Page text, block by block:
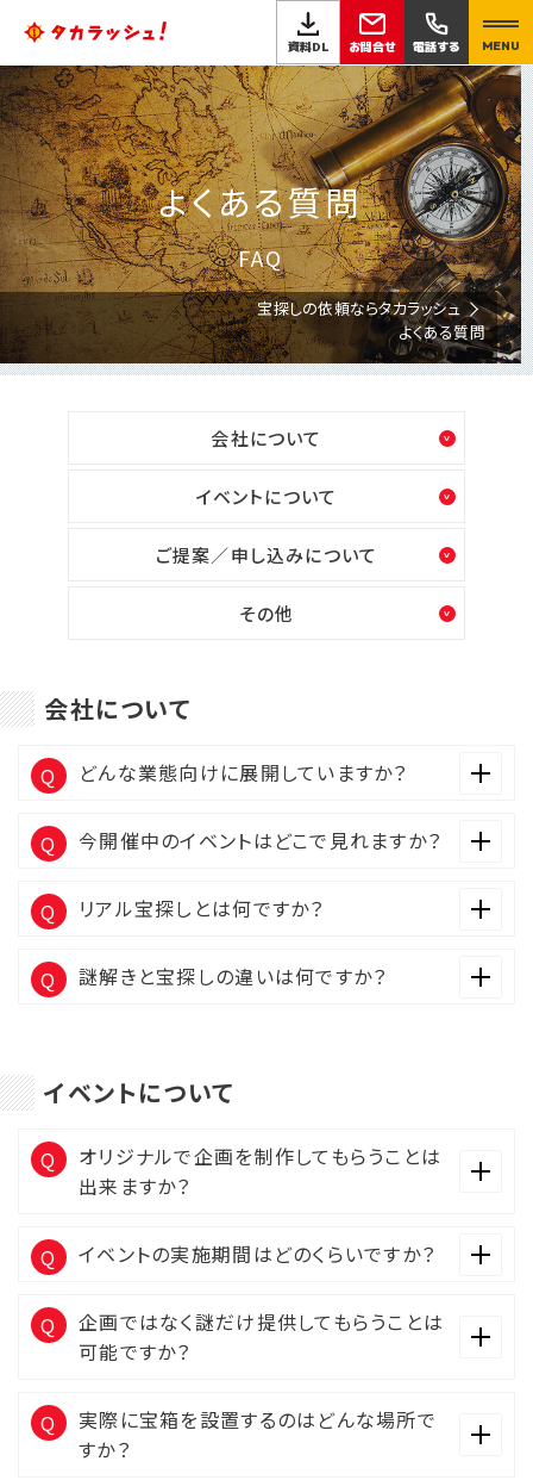
資料DL お問合せ 電話する MENU
よくある質問
FAQ
宝探しの依頼ならタカラッシュ
よくある質問
会社について
イベントについて
ご提案／申し込みについて
その他
会社について
どんな業態向けに展開していますか？
今開催中のイベントはどこで見れますか？
リアル宝探しとは何ですか？
謎解きと宝探しの違いは何ですか？
イベントについて
オリジナルで企画を制作してもらうことは
出来ますか？
イベントの実施期間はどのくらいですか？
企画ではなく謎だけ提供してもらうことは
可能ですか？
実際に宝箱を設置するのはどんな場所で
すか？